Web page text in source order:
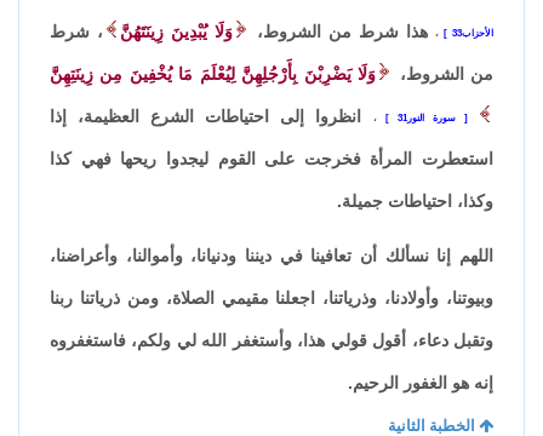
الأحزاب33 ، هذا شرط من الشروط، وَلَا يُبْدِينَ زِينَتَهُنَّ ، شرط
من الشروط، وَلَا يَضْرِبْنَ بِأَرْجُلِهِنَّ لِيُعْلَمَ مَا يُخْفِينَ مِن زِينَتِهِنَّ
سورة النور31 ، انظروا إلى احتياطات الشرع العظيمة، إذا
استعطرت المرأة فخرجت على القوم ليجدوا ريحها فهي كذا
وكذا، احتياطات جميلة.
اللهم إنا نسألك أن تعافينا في ديننا ودنيانا، وأموالنا، وأعراضنا،
وبيوتنا، وأولادنا، وذرياتنا، اجعلنا مقيمي الصلاة، ومن ذرياتنا ربنا
وتقبل دعاء، أقول قولي هذا، وأستغفر الله لي ولكم، فاستغفروه
إنه هو الغفور الرحيم.
الخطبة الثانية